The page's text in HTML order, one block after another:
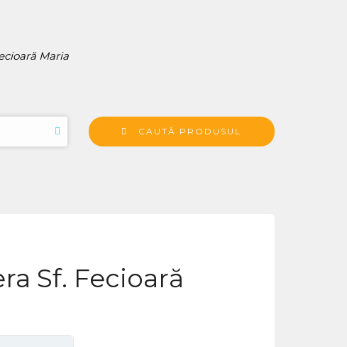
Maria
CAUTĂ PRODUSUL
Sf. Fecioară